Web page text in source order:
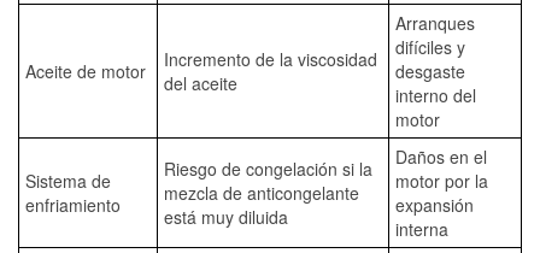
Aceite de motor
Incremento de la viscosidad
del aceite
Arranques
difíciles y
desgaste
interno del
motor
Sistema de
enfriamiento
Riesgo de congelación si la
mezcla de anticongelante
está muy diluida
Daños en el
motor por la
expansión
interna